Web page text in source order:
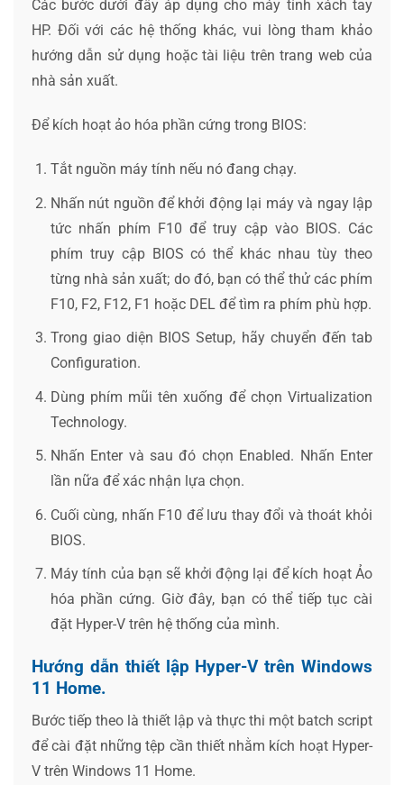
Các bước dưới đây áp dụng cho máy tính xách tay
HP. Đối với các hệ thống khác, vui lòng tham khảo
hướng dẫn sử dụng hoặc tài liệu trên trang web của
nhà sản xuất.
Để kích hoạt ảo hóa phần cứng trong BIOS:
Tắt nguồn máy tính nếu nó đang chạy.
Nhấn nút nguồn để khởi động lại máy và ngay lập
tức nhấn phím F10 để truy cập vào BIOS. Các
phím truy cập BIOS có thể khác nhau tùy theo
từng nhà sản xuất; do đó, bạn có thể thử các phím
F10, F2, F12, F1 hoặc DEL để tìm ra phím phù hợp.
Trong giao diện BIOS Setup, hãy chuyển đến tab
Configuration.
Dùng phím mũi tên xuống để chọn Virtualization
Technology.
Nhấn Enter và sau đó chọn Enabled. Nhấn Enter
lần nữa để xác nhận lựa chọn.
Cuối cùng, nhấn F10 để lưu thay đổi và thoát khỏi
BIOS.
Máy tính của bạn sẽ khởi động lại để kích hoạt Ảo
hóa phần cứng. Giờ đây, bạn có thể tiếp tục cài
đặt Hyper-V trên hệ thống của mình.
Hướng dẫn thiết lập Hyper-V trên Windows
11 Home.
Bước tiếp theo là thiết lập và thực thi một batch script
để cài đặt những tệp cần thiết nhằm kích hoạt Hyper-
V trên Windows 11 Home.